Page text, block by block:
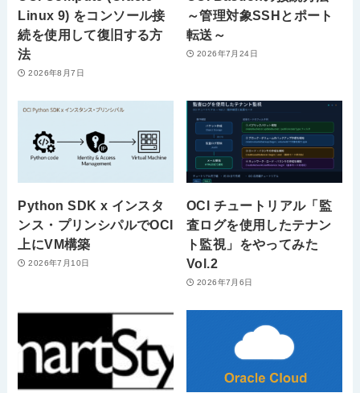
Linux 9) をコンソール接
続を使用して復旧する方
法
2026年8月7日
～管理対象SSHとポート
転送～
2026年7月24日
Python SDK x インスタ
ンス・プリンシパルでOCI
上にVM構築
2026年7月10日
OCI チュートリアル「監
査ログを使用したテナン
ト監視」をやってみた
Vol.2
2026年7月6日